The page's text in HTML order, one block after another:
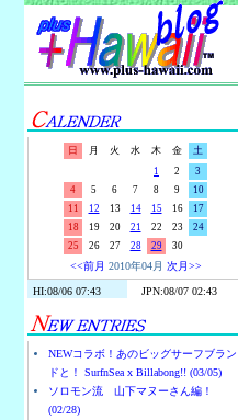
日 月 火 水 木 金
土
1
2
3
4
5 6 7 8 9
10
11
12 13 14 15 16
17
18
19 20 21 22 23
24
25
26 27 28 29 30
<<前月 2010年04月 次月>>
NEWコラボ！あのビッグサーフブラン
ドと！ SurfnSea x Billabong!! (03/05)
ソロモン流 山下マヌーさん編！
(02/28)